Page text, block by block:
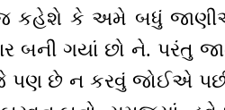
કહેશે કે અમે બધું
બની ગયાં છો ને. પરંતુ
છે ન કરવું જોઈએ પછી